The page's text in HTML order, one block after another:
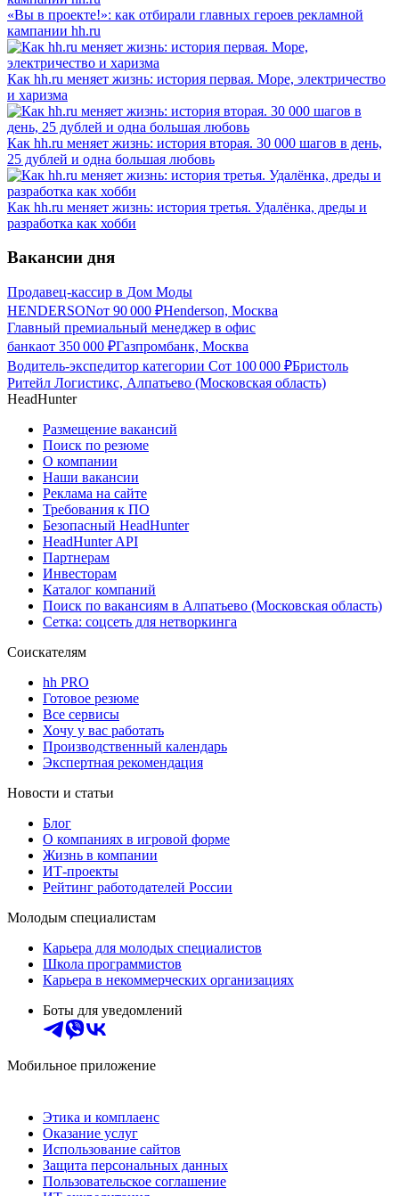
«Вы в проекте!»: как отбирали главных героев рекламной
кампании hh.ru
Как hh.ru меняет жизнь: история первая. Море, электричество
и харизма
Как hh.ru меняет жизнь: история вторая. 30 000 шагов в день,
25 дублей и одна большая любовь
Как hh.ru меняет жизнь: история третья. Удалёнка, дреды и
разработка как хобби
Вакансии дня
Продавец-кассир в Дом Моды
HENDERSONот 90 000 ₽Henderson, Москва
Главный премиальный менеджер в офис
банкаот 350 000 ₽Газпромбанк, Москва
Водитель-экспедитор категории Сот 100 000 ₽Бристоль
Ритейл Логистикс, Алпатьево (Московская область)
HeadHunter
Размещение вакансий
Поиск по резюме
О компании
Наши вакансии
Реклама на сайте
Требования к ПО
Безопасный HeadHunter
HeadHunter API
Партнерам
Инвесторам
Каталог компаний
Поиск по вакансиям в Алпатьево (Московская область)
Сетка: соцсеть для нетворкинга
Соискателям
hh PRO
Готовое резюме
Все сервисы
Хочу у вас работать
Производственный календарь
Экспертная рекомендация
Новости и статьи
Блог
О компаниях в игровой форме
Жизнь в компании
ИТ-проекты
Рейтинг работодателей России
Молодым специалистам
Карьера для молодых специалистов
Школа программистов
Карьера в некоммерческих организациях
Боты для уведомлений
Мобильное приложение
Этика и комплаенс
Оказание услуг
Использование сайтов
Защита персональных данных
Пользовательское соглашение